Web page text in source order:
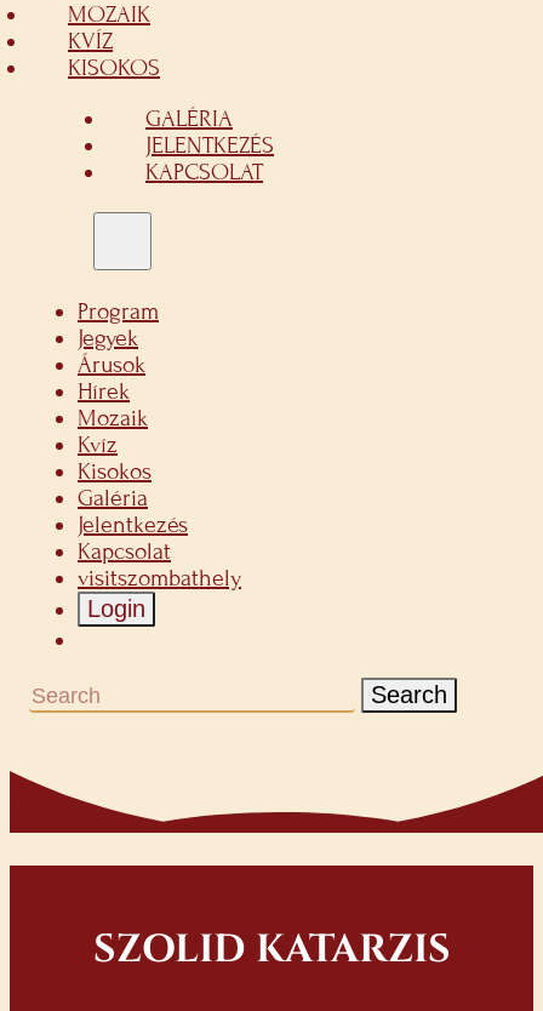
MOZAIK
KVÍZ
KISOKOS
GALÉRIA
JELENTKEZÉS
KAPCSOLAT
Program
Jegyek
Árusok
Hírek
Mozaik
Kvíz
Kisokos
Galéria
Jelentkezés
Kapcsolat
visitszombathely
Login
Search
SZOLID KATARZIS